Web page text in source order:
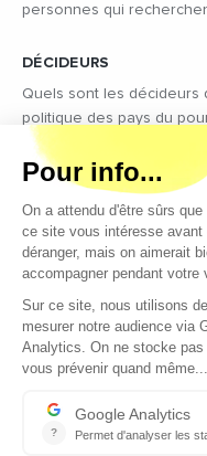
personnes qui
DÉCIDEURS
Quels sont les décideurs
politique des pays du
Copyright © 2026 -
Qui sommes-nous ?
Contact